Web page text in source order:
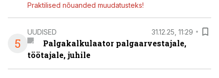
Praktilised nõuanded muudatusteks!
5
UUDISED 31.12.25, 11:29
Palgakalkulaator palgaarvestajale,
töötajale, juhile